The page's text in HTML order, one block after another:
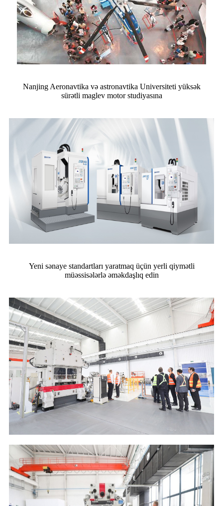
Nanjing Aeronavtika və astronavtika Universiteti yüksək
sürətli maglev motor studiyasına
Yeni sənaye standartları yaratmaq üçün yerli qiymətli
müəssisələrlə əməkdaşlıq edin